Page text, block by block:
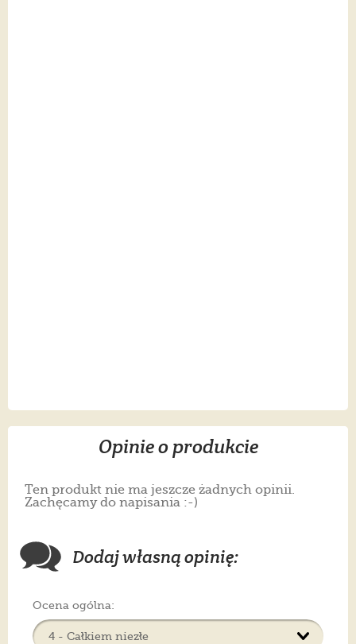
Opinie o produkcie
Ten produkt nie ma jeszcze żadnych opinii.
Zachęcamy do napisania :-)
Dodaj własną opinię:
Ocena ogólna: